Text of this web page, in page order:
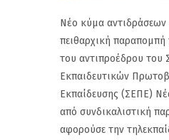
Νέο κύμα αντιδράσεων
πειθαρχική παραπομπή
του αντιπροέδρου του
Εκπαιδευτικών
Εκπαίδευσης (ΣΕΠΕ)
από συνδικαλιστική
αφορούσε την